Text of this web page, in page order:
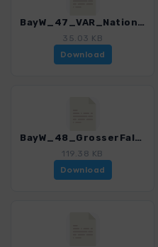
BayW_47_VAR_Nationalparkwanderung_Tag3_4225_8.gpx
35.03 KB
Download
BayW_48_GrosserFalkenstein_4225_8.gpx
119.38 KB
Download